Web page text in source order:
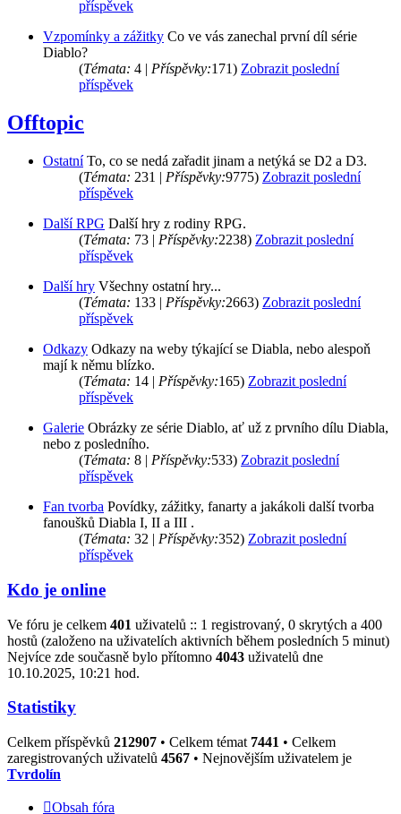
příspěvek
Vzpomínky a zážitky Co ve vás zanechal první díl série
Diablo?
(Témata: 4 | Příspěvky:171) Zobrazit poslední
příspěvek
Offtopic
Ostatní To, co se nedá zařadit jinam a netýká se D2 a D3.
(Témata: 231 | Příspěvky:9775) Zobrazit poslední
příspěvek
Další RPG Další hry z rodiny RPG.
(Témata: 73 | Příspěvky:2238) Zobrazit poslední
příspěvek
Další hry Všechny ostatní hry...
(Témata: 133 | Příspěvky:2663) Zobrazit poslední
příspěvek
Odkazy Odkazy na weby týkající se Diabla, nebo alespoň
mají k němu blízko.
(Témata: 14 | Příspěvky:165) Zobrazit poslední
příspěvek
Galerie Obrázky ze série Diablo, ať už z prvního dílu Diabla,
nebo z posledního.
(Témata: 8 | Příspěvky:533) Zobrazit poslední
příspěvek
Fan tvorba Povídky, zážitky, fanarty a jakákoli další tvorba
fanoušků Diabla I, II a III .
(Témata: 32 | Příspěvky:352) Zobrazit poslední
příspěvek
Kdo je online
Ve fóru je celkem 401 uživatelů :: 1 registrovaný, 0 skrytých a 400
hostů (založeno na uživatelích aktivních během posledních 5 minut)
Nejvíce zde současně bylo přítomno 4043 uživatelů dne
10.10.2025, 10:21 hod.
Statistiky
Celkem příspěvků 212907 • Celkem témat 7441 • Celkem
zaregistrovaných uživatelů 4567 • Nejnovějším uživatelem je
Tvrdolín
Obsah fóra